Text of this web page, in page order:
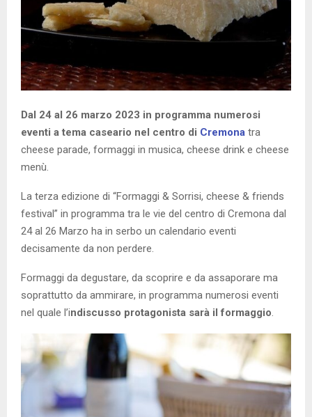
Dal 24 al 26 marzo 2023 in programma numerosi
eventi a tema caseario nel centro di Cremona tra
cheese parade, formaggi in musica, cheese drink e cheese
menù.
La terza edizione di “Formaggi & Sorrisi, cheese & friends
festival” in programma tra le vie del centro di Cremona dal
24 al 26 Marzo ha in serbo un calendario eventi
decisamente da non perdere.
Formaggi da degustare, da scoprire e da assaporare ma
soprattutto da ammirare, in programma numerosi eventi
nel quale l’indiscusso protagonista sarà il formaggio.